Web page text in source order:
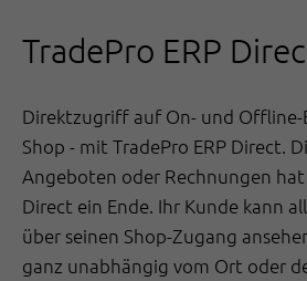
TradePro ERP
Direktzugriff auf On- und
Shop - mit TradePro ERP Direct.
Angeboten oder Rechnungen hat
Direct ein Ende. Ihr Kunde kann
über seinen Shop-Zugang
ganz unabhängig vom Ort oder